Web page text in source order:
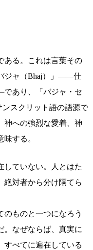
る。これは言葉その
ジャ（Bhaj）」――仕
あり、「バジャ・セ
ンスクリット語の語源で
神への強烈な愛着、神
する。
ていない。人とはた
絶対者から分け隔てら
ものと一つになろう
。なぜならば、真実に
すべてに遍在している